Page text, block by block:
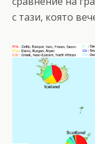
с тази, която